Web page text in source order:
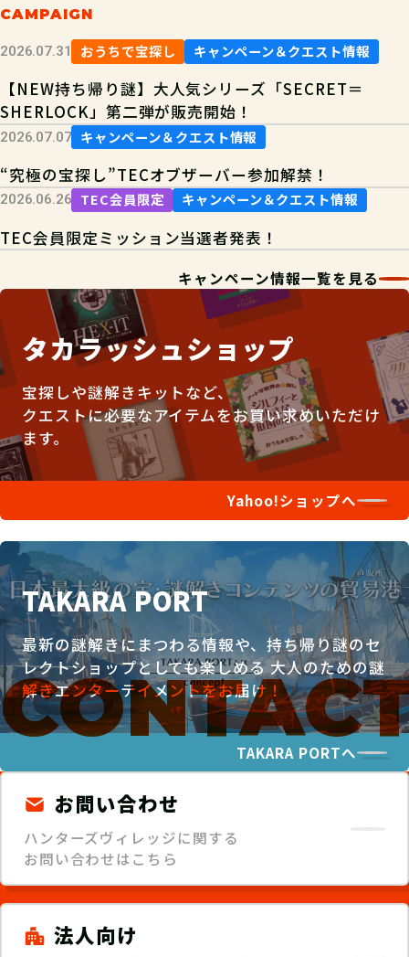
CAMPAIGN
2026.07.31 おうちで宝探し キャンペーン＆クエスト情報
【NEW持ち帰り謎】大人気シリーズ「SECRET＝
SHERLOCK」第二弾が販売開始！
2026.07.07 キャンペーン＆クエスト情報
“究極の宝探し”TECオブザーバー参加解禁！
2026.06.26 TEC会員限定 キャンペーン＆クエスト情報
TEC会員限定ミッション当選者発表！
キャンペーン情報一覧を見る
タカラッシュショップ
宝探しや謎解きキットなど、
クエストに必要なアイテムをお買い求めいただけ
ます。
Yahoo!ショップへ
TAKARA PORT
最新の謎解きにまつわる情報や、持ち帰り謎のセ
レクトショップとしても楽しめる大人のための謎
解きエンターテイメントをお届け！
TAKARA PORTへ
お問い合わせ
ハンターズヴィレッジに関する
お問い合わせはこちら
法人向け